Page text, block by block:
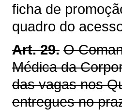
ficha de
quadro do
Art. 29. O
Médica da
das vagas nos
entregues no